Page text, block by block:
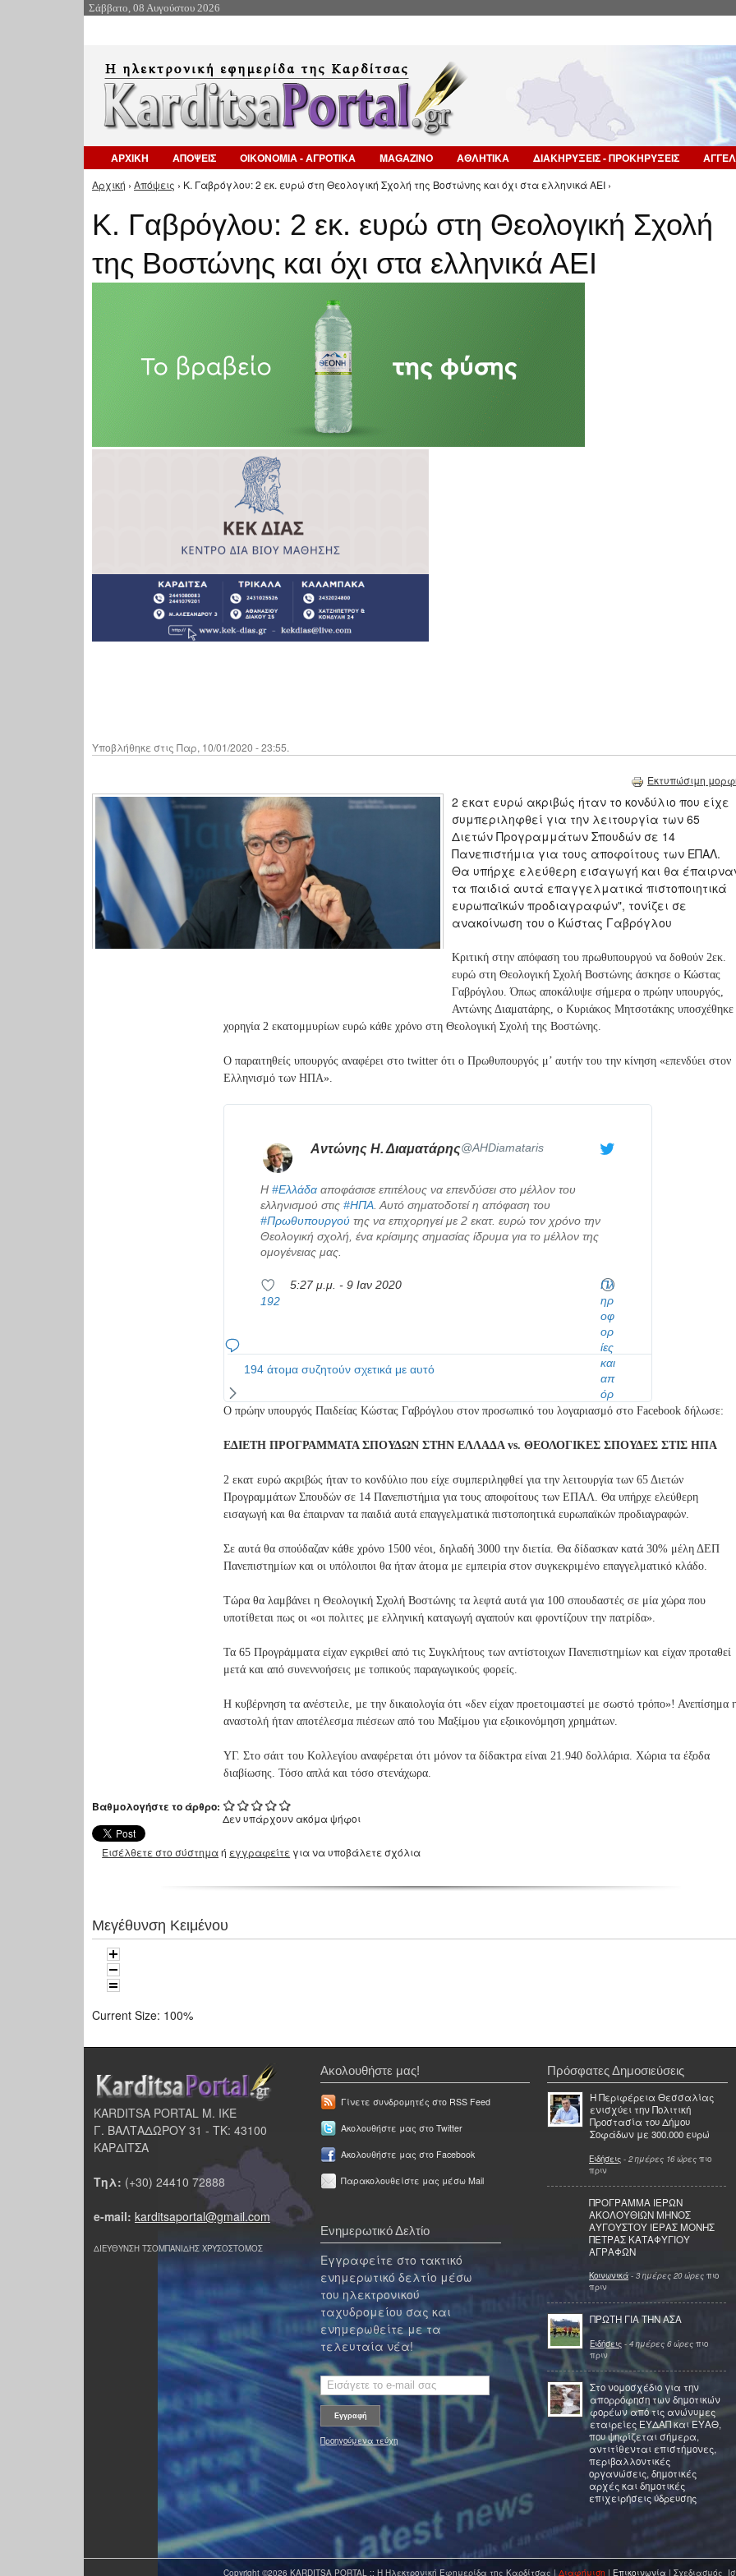
Σάββατο, 08 Αυγούστου 2026
ΑΡΧΙΚΗ ΑΠΟΨΕΙΣ ΟΙΚΟΝΟΜΙΑ - ΑΓΡΟΤΙΚΑ MAGAZINO ΑΘΛΗΤΙΚΑ ΔΙΑΚΗΡΥΞΕΙΣ - ΠΡΟΚΗΡΥΞΕΙΣ
Είστε εδώ
Αρχική › Απόψεις › Κ. Γαβρόγλου: 2 εκ. ευρώ στη Θεολογική Σχολή της Βοστώνης και όχι στα ελληνικά ΑΕΙ ›
Κ. Γαβρόγλου: 2 εκ. ευρώ στη Θεολογική Σχολή
της Βοστώνης και όχι στα ελληνικά ΑΕΙ
Υποβλήθηκε στις Παρ, 10/01/2020 - 23:55.
Εκτυπώσιμη
2 εκατ ευρώ ακριβώς ήταν το κονδύλιο που είχε
συμπεριληφθεί για την λειτουργία των 65
Διετών Προγραμμάτων Σπουδών σε 14
Πανεπιστήμια για τους αποφοίτους των ΕΠΑΛ.
Θα υπήρχε ελεύθερη εισαγωγή και θα
τα παιδιά αυτά επαγγελματικά πιστοποιητικά
ευρωπαϊκών προδιαγραφών", τονίζει σε
ανακοίνωση του ο Κώστας Γαβρόγλου
Κριτική στην απόφαση του πρωθυπουργού να δοθούν 2εκ.
ευρώ στη Θεολογική Σχολή Βοστώνης άσκησε ο Κώστας
Γαβρόγλου. Όπως αποκάλυψε σήμερα ο πρώην υπουργός,
Αντώνης Διαματάρης, ο Κυριάκος Μητσοτάκης υποσχέθηκε
χορηγία 2 εκατομμυρίων ευρώ κάθε χρόνο στη Θεολογική Σχολή της Βοστώνης.
Ο παραιτηθείς υπουργός αναφέρει στο twitter ότι ο Πρωθυπουργός μ’ αυτήν του την κίνηση «επενδύει στον
Ελληνισμό των ΗΠΑ».
Αντώνης Η. Διαματάρης@AHDiamataris
Η #Ελλάδα αποφάσισε επιτέλους να επενδύσει στο μέλλον του
ελληνισμού στις #ΗΠΑ . Αυτό σηματοδοτεί η απόφαση του
#Πρωθυπουργού της να επιχορηγεί με 2 εκατ. ευρώ τον χρόνο την
Θεολογική σχολή, ένα κρίσιμης σημασίας ίδρυμα για το μέλλον της
ομογένειας μας.
192
5:27 μ.μ. - 9 Ιαν 2020
Πλ
ηρ
οφ
ορ
ίες
και
απ
όρ
ρη
για
αφ
ημ
ίσε
το
υ
itt
194 άτομα συζητούν σχετικά με αυτό
O πρώην υπουργός Παιδείας Kώστας Γαβρόγλου στον προσωπικό του λογαριασμό στο Facebook δήλωσε:
ΕΔΙΕΤΗ ΠΡΟΓΡΑΜΜΑΤΑ ΣΠΟΥΔΩΝ ΣΤΗΝ ΕΛΛΑΔΑ vs. ΘΕΟΛΟΓΙΚΕΣ ΣΠΟΥΔΕΣ ΣΤΙΣ ΗΠΑ
2 εκατ ευρώ ακριβώς ήταν το κονδύλιο που είχε συμπεριληφθεί για την λειτουργία των 65 Διετών
Προγραμμάτων Σπουδών σε 14 Πανεπιστήμια για τους αποφοίτους των ΕΠΑΛ. Θα υπήρχε ελεύθερη
εισαγωγή και θα έπαιρναν τα παιδιά αυτά επαγγελματικά πιστοποητικά ευρωπαϊκών προδιαγραφών.
Σε αυτά θα σπούδαζαν κάθε χρόνο 1500 νέοι, δηλαδή 3000 την διετία. Θα δίδασκαν κατά 30% μέλη ΔΕΠ
Πανεπιστημίων και οι υπόλοιποι θα ήταν άτομα με εμπειρία στον συγκεκριμένο επαγγελματικό κλάδο.
Τώρα θα λαμβάνει η Θεολογική Σχολή Βοστώνης τα λεφτά αυτά για 100 σπουδαστές σε μία χώρα που
υποτίθεται πως οι «οι πολιτες με ελληνική καταγωγή αγαπούν και φροντίζουν την πατρίδα».
Τα 65 Προγράμματα είχαν εγκριθεί από τις Συγκλήτους των αντίστοιχων Πανεπιστημίων και είχαν προταθεί
μετά και από συνεννοήσεις με τοπικούς παραγωγικούς φορείς.
Η κυβέρνηση τα ανέστειλε, με την δικαιολογία ότι «δεν είχαν προετοιμαστεί με σωστό τρόπο»! Ανεπίσημα
αναστολή ήταν αποτέλεσμα πιέσεων από του Μαξίμου για εξοικονόμηση χρημάτων.
ΥΓ. Στο σάιτ του Κολλεγίου αναφέρεται ότι μόνον τα δίδακτρα είναι 21.940 δολλάρια. Χώρια τα έξοδα
διαβίωσης. Τόσο απλά και τόσο στενάχωρα.
Βαθμολογήστε το άρθρο:
Δεν υπάρχουν ακόμα ψήφοι
Εισέλθετε στο σύστημαή εγγραφείτε για να υποβάλετε σχόλια
Μεγέθυνση Κειμένου
Current Size: 100%
KARDITSA PORTAL Μ. ΙΚΕ
Γ. ΒΑΛΤΑΔΩΡΟΥ 31 - ΤΚ: 43100
ΚΑΡΔΙΤΣΑ
Τηλ: (+30) 24410 72888
e-mail: karditsaportal@gmail.com
ΔΙΕΥΘΥΝΣΗ ΤΣΟΜΠΑΝΙΔΗΣ ΧΡΥΣΟΣΤΟΜΟΣ
Ακολουθήστε μας!
Γίνετε συνδρομητές στο RSS Feed
Ακολουθήστε μας στο Twitter
Ακολουθήστε μας στο Facebook
Παρακολουθείστε μας μέσω Mail
Ενημερωτικό Δελτίο
Εγγραφείτε στο τακτικό
ενημερωτικό δελτίο μέσω
του ηλεκτρονικού
ταχυδρομείου σας και
ενημερωθείτε με τα
τελευταία νέα!
Προηγούμενα τεύχη
Πρόσφατες Δημοσιεύσεις
Η Περιφέρεια Θεσσαλίας
ενισχύει την Πολιτική
Προστασία του Δήμου
Σοφάδων με 300.000 ευρώ
Ειδήσεις - 2 ημέρες 16 ώρες πιο
πριν
ΠΡΟΓΡΑΜΜΑ ΙΕΡΩΝ
ΑΚΟΛΟΥΘΙΩΝ ΜΗΝΟΣ
ΑΥΓΟΥΣΤΟΥ ΙΕΡΑΣ ΜΟΝΗΣ
ΠΕΤΡΑΣ ΚΑΤΑΦΥΓΙΟΥ
ΑΓΡΑΦΩΝ
Κοινωνικά - 3 ημέρες 20 ώρες πιο
πριν
ΠΡΩΤΗ ΓΙΑ ΤΗΝ ΑΣΑ
Ειδήσεις - 4 ημέρες 6 ώρες πιο
πριν
Στο νομοσχέδιο για την
απορρόφηση των δημοτικών
φορέων από τις ανώνυμες
εταιρείες ΕΥΔΑΠ και ΕΥΑΘ,
που ψηφίζεται σήμερα,
αντιτίθενται επιστήμονες,
περιβαλλοντικές
οργανώσεις, δημοτικές
αρχές και δημοτικές
επιχειρήσεις ύδρευσης
Copyright ©2026 KARDITSA PORTAL :: Η Ηλεκτρονική Εφημερίδα της Καρδίτσας | Διαφήμιση | Επικοινωνία | Σχεδιασμός